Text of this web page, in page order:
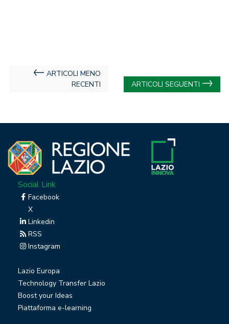
Navigazione
ARTICOLI MENO
RECENTI
ARTICOLI SEGUENTI
Social Link
Facebook
X
Linkedin
RSS
Instagram
Lazio Europa
Technology Transfer Lazio
Boost your Ideas
Piattaforma e-learning